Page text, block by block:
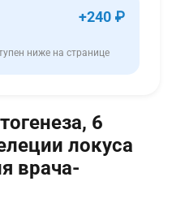
6
локуса
врача-
+240 ₽
ниже на странице